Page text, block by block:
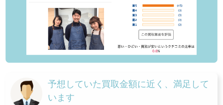
予想していた買取金額に近く、満足して
います